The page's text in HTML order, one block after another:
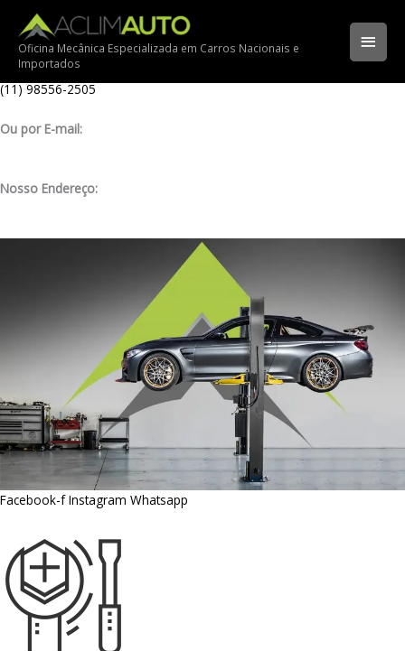
para
conteúdo
Oficina Mecânica Especializada em Carros Nacionais e
Importados
Ligue para nossa oficina:
(11) 3341-3969
Ligue pelo nosso WhatsApp:
(11) 98556-2505
Ou por E-mail:
Nosso Endereço:
Facebook-fInstagram Whatsapp